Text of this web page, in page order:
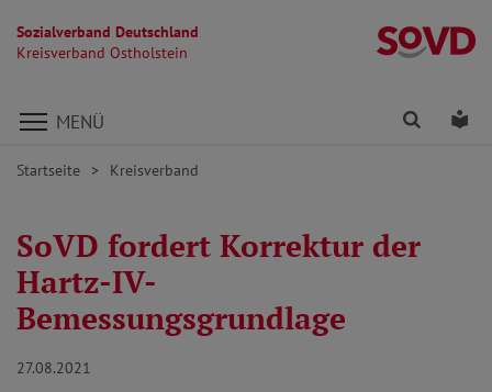
Sozialverband Deutschland
Kreisverband Ostholstein
Direkt zu den Inhalten springen
MENÜ Finden
Startseite Kreisverband
SoVD fordert Korrektur der
Hartz-IV-
Bemessungsgrundlage
27.08.2021